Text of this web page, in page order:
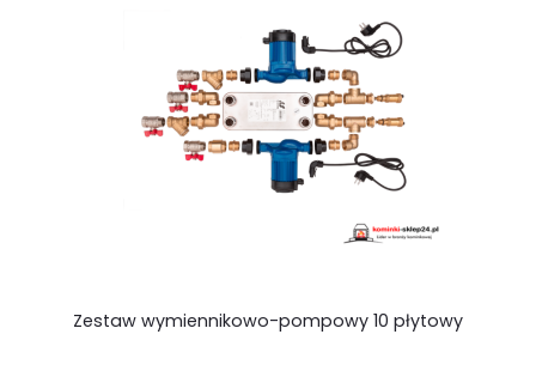
Zestaw wymiennikowo-pompowy 10 płytowy